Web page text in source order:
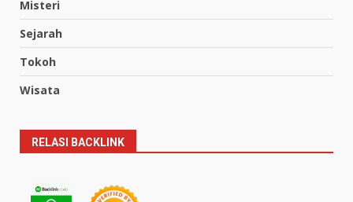
Misteri
Sejarah
Tokoh
Wisata
RELASI BACKLINK